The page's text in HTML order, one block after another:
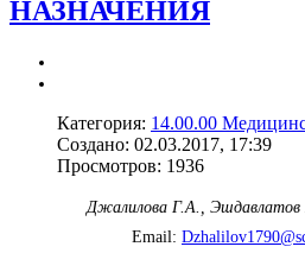
НАЗНАЧЕНИЯ
Категория: 14.00.00
Создано: 02.03.2017, 17:39
Просмотров: 1936
Джалилова Г.А.,
Email: